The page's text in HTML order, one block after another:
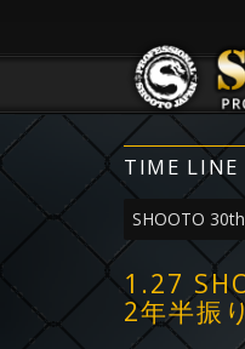
TIME LINE
SHOOTO
1.27
2年半振